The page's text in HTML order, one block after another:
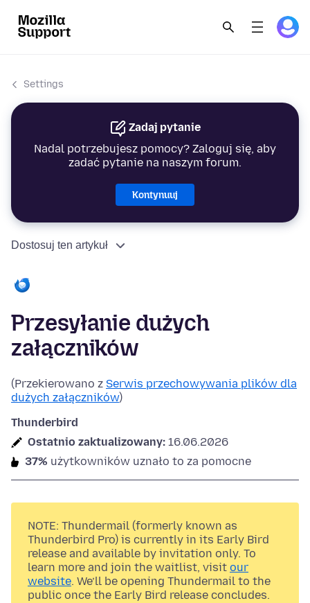
Settings
Zadaj pytanie
Nadal potrzebujesz pomocy? Zaloguj się, aby
zadać pytanie na naszym forum.
Kontynuuj
Dostosuj ten artykuł
Przesyłanie dużych
załączników
(Przekierowano z Serwis przechowywania plików dla
dużych załączników)
Thunderbird
Ostatnio zaktualizowany: 16.06.2026
37% użytkowników uznało to za pomocne
NOTE: Thundermail (formerly known as
Thunderbird Pro) is currently in its Early Bird
release and available by invitation only. To
learn more and join the waitlist, visit our
website. We’ll be opening Thundermail to the
public once the Early Bird release concludes.